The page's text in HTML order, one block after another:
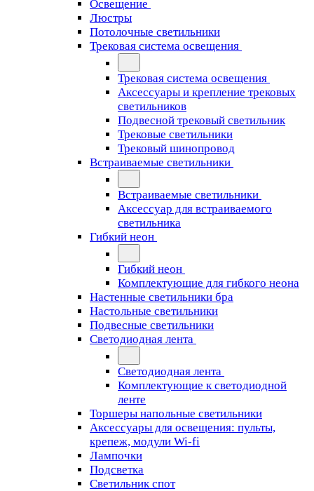
Освещение
Люстры
Потолочные светильники
Трековая система освещения
Трековая система освещения
Аксессуары и крепление трековых
светильников
Подвесной трековый светильник
Трековые светильники
Трековый шинопровод
Встраиваемые светильники
Встраиваемые светильники
Аксессуар для встраиваемого
светильника
Гибкий неон
Гибкий неон
Комплектующие для гибкого неона
Настенные светильники бра
Настольные светильники
Подвесные светильники
Светодиодная лента
Светодиодная лента
Комплектующие к светодиодной
ленте
Торшеры напольные светильники
Аксессуары для освещения: пульты,
крепеж, модули Wi-fi
Лампочки
Подсветка
Светильник спот